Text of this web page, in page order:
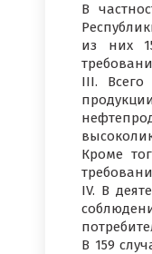
В
из них
III.
Кроме
IV. В
В 159